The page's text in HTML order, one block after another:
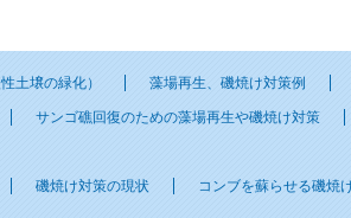
土壌の緑化） 藻場再生、磯焼け対策例
サンゴ礁回復のための藻場再生や磯焼け対策
磯焼け対策の現状 コンブを蘇らせる磯焼